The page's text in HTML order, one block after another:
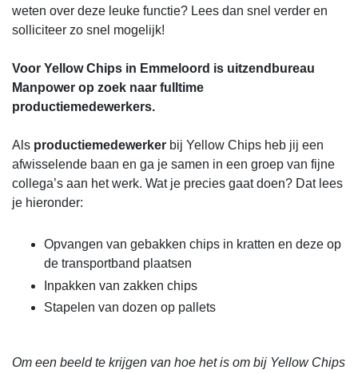
weten over deze leuke functie? Lees dan snel verder en
solliciteer zo snel mogelijk!
Voor Yellow Chips in Emmeloord is uitzendbureau
Manpower op zoek naar fulltime
productiemedewerkers.
Als productiemedewerker bij Yellow Chips heb jij een
afwisselende baan en ga je samen in een groep van fijne
collega’s aan het werk. Wat je precies gaat doen? Dat lees
je hieronder:
Opvangen van gebakken chips in kratten en deze op
de transportband plaatsen
Inpakken van zakken chips
Stapelen van dozen op pallets
Om een beeld te krijgen van hoe het is om bij Yellow Chips